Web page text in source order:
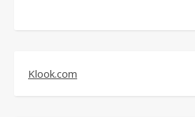
Klook.com